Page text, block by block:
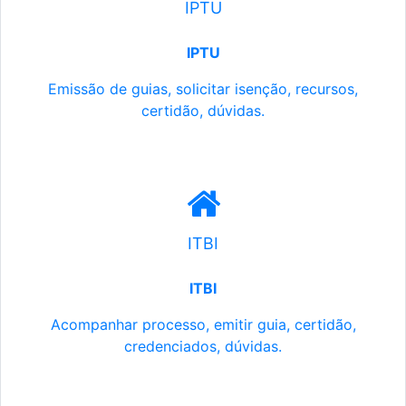
IPTU
IPTU
Emissão de guias, solicitar isenção, recursos,
certidão, dúvidas.
ITBI
ITBI
Acompanhar processo, emitir guia, certidão,
credenciados, dúvidas.